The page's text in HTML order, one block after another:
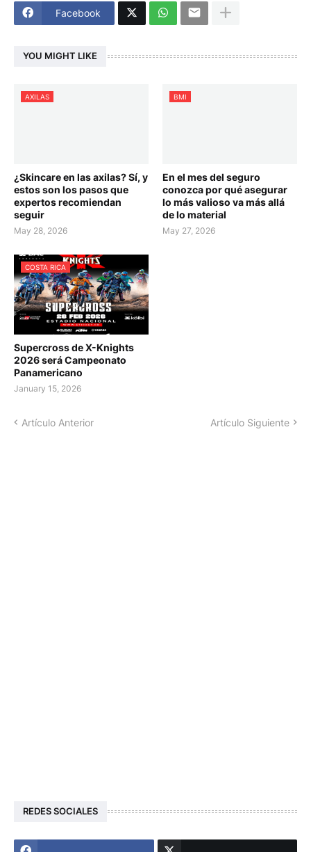
Facebook
YOU MIGHT LIKE
AXILAS
¿Skincare en las axilas? Sí, y
estos son los pasos que
expertos recomiendan
seguir
May 28, 2026
BMI
En el mes del seguro
conozca por qué asegurar
lo más valioso va más allá
de lo material
May 27, 2026
COSTA RICA
Supercross de X-Knights
2026 será Campeonato
Panamericano
January 15, 2026
Artículo Anterior Artículo Siguiente
REDES SOCIALES